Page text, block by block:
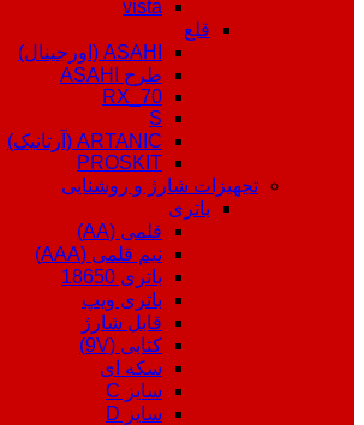
vista
قلع
ASAHI (اورجینال)
طرح ASAHI
RX_70
S
ARTANIC (آرتانیک)
PROSKIT
تجهیزات شارژ و روشنایی
باتری
قلمی (AA)
نیم قلمی (AAA)
باتری 18650
باتری ویپ
قابل شارژ
کتابی (9V)
سکه ای
سایز C
سایز D